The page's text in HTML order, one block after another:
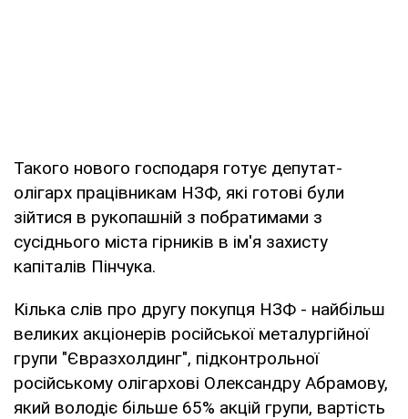
Такого нового господаря готує депутат-
олігарх працівникам НЗФ, які готові були
зійтися в рукопашній з побратимами з
сусіднього міста гірників в ім'я захисту
капіталів Пінчука.
Кілька слів про другу покупця НЗФ - найбільш
великих акціонерів російської металургійної
групи "Євразхолдинг", підконтрольної
російському олігархові Олександру Абрамову,
який володіє більше 65% акцій групи, вартість